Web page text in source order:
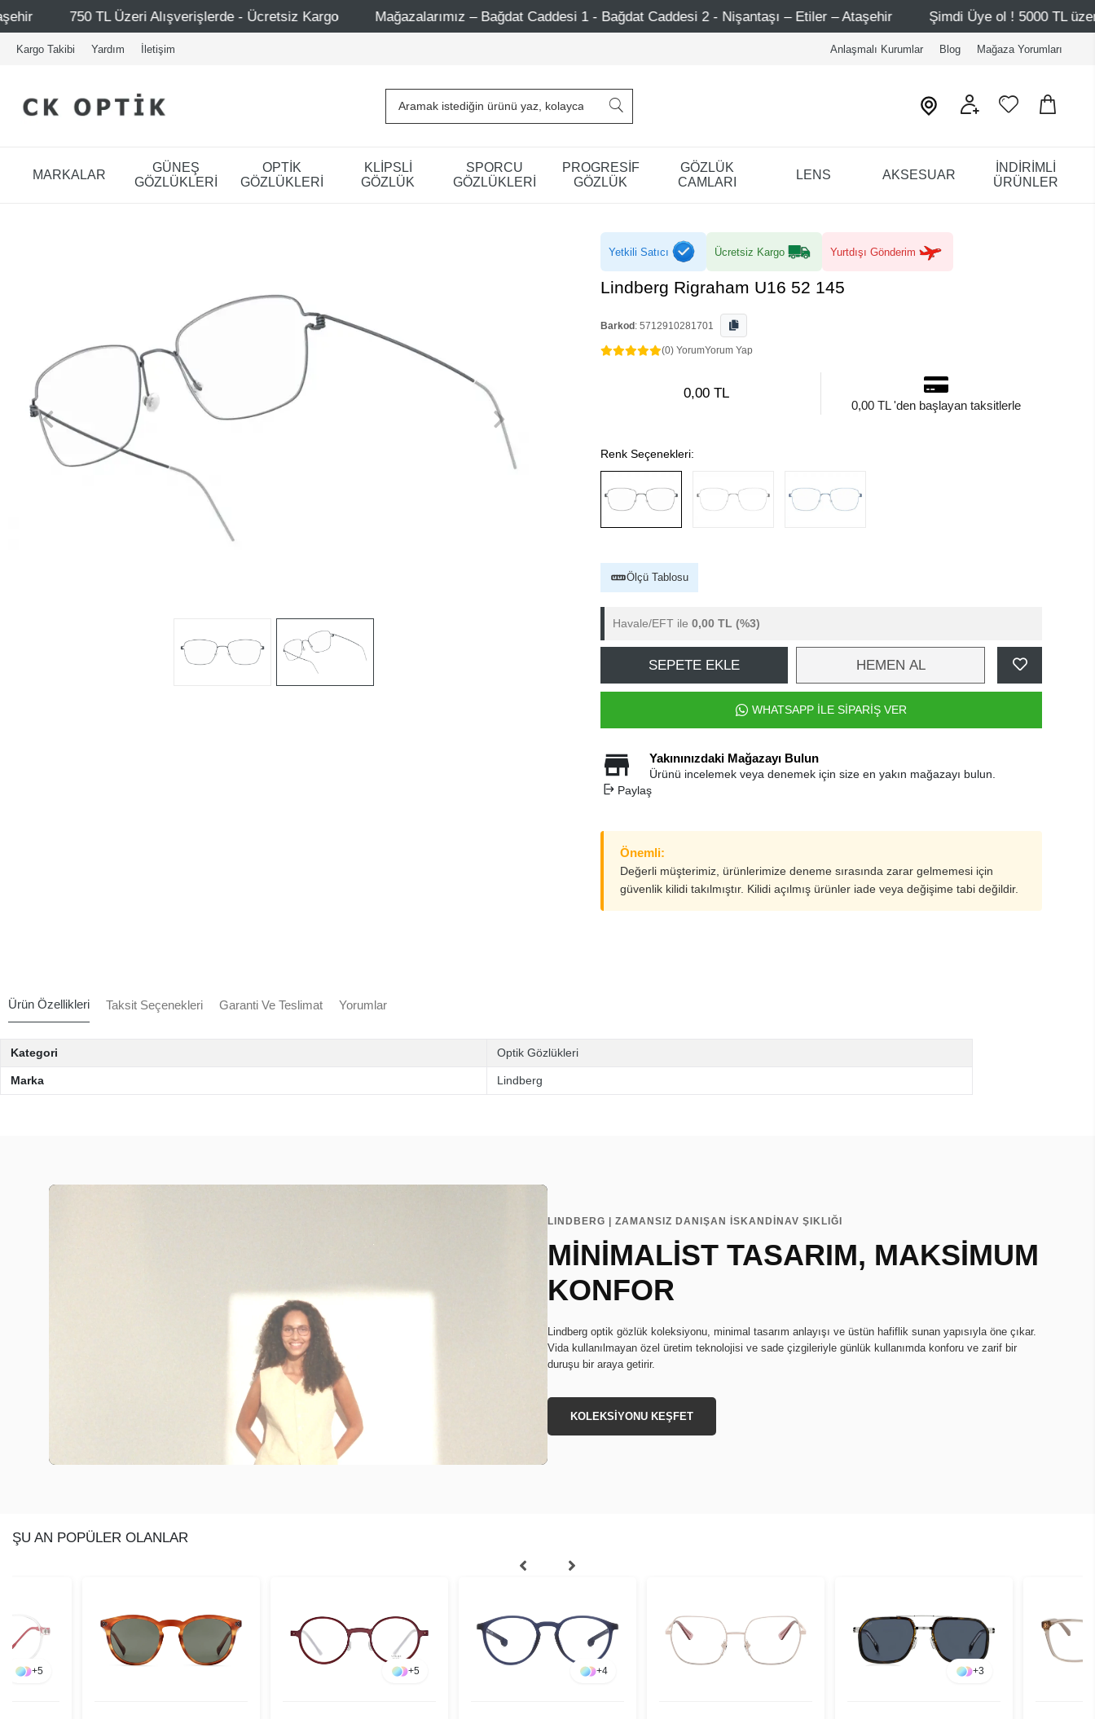
- Ücretsiz Kargo Mağazalarımız – Bağdat Caddesi 1 - Bağdat Caddesi 2 - Nişantaşı – Etiler – Ataşehir Şimdi Üye ol ! 5000 TL üzeri ilk alışverişinde 500 TL
Kargo Takibi Yardım İletişim Anlaşmalı Kurumlar Blog Mağaza Yorumları
MARKALAR
GÜNEŞ
GÖZLÜKLERİ
OPTİK
GÖZLÜKLERİ
KLİPSLİ
GÖZLÜK
SPORCU
GÖZLÜKLERİ
PROGRESİF
GÖZLÜK
GÖZLÜK
CAMLARI
LENS AKSESUAR
İNDİRİMLİ
ÜRÜNLER
Yetkili Satıcı Ücretsiz Kargo Yurtdışı Gönderim
Lindberg Rigraham U16 52 145
Barkod : 5712910281701
(0) YorumYorum Yap
0,00 TL
0,00 TL 'den başlayan taksitlerle
Renk Seçenekleri:
Ölçü Tablosu
Havale/EFT ile 0,00 TL (%3)
SEPETE EKLE HEMEN AL
WHATSAPP İLE SİPARİŞ VER
Yakınınızdaki Mağazayı Bulun
Ürünü incelemek veya denemek için size en yakın mağazayı bulun.
Paylaş
Önemli:
Değerli müşterimiz, ürünlerimize deneme sırasında zarar gelmemesi için
güvenlik kilidi takılmıştır. Kilidi açılmış ürünler iade veya değişime tabi değildir.
Ürün Özellikleri Taksit Seçenekleri Garanti Ve Teslimat Yorumlar
Kategori Optik Gözlükleri
Marka Lindberg
LINDBERG | ZAMANSIZ DANIŞAN İSKANDİNAV ŞIKLIĞI
MİNİMALİST TASARIM, MAKSİMUM
KONFOR
Lindberg optik gözlük koleksiyonu, minimal tasarım anlayışı ve üstün hafiflik sunan yapısıyla öne çıkar.
Vida kullanılmayan özel üretim teknolojisi ve sade çizgileriyle günlük kullanımda konforu ve zarif bir
duruşu bir araya getirir.
KOLEKSİYONU KEŞFET
ŞU AN POPÜLER OLANLAR
+5 +5 +4 +3